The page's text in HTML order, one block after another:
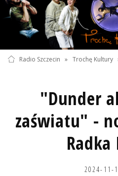
Radio Szczecin » Trochę Kultury
"Dunder
zaświatu" -
Radka
2024-11-